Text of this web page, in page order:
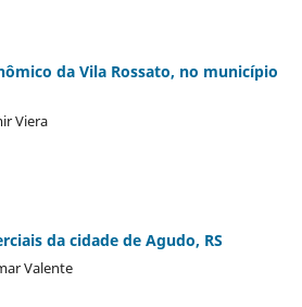
da Vila Rossato, no município
Viera
da cidade de Agudo, RS
Valente